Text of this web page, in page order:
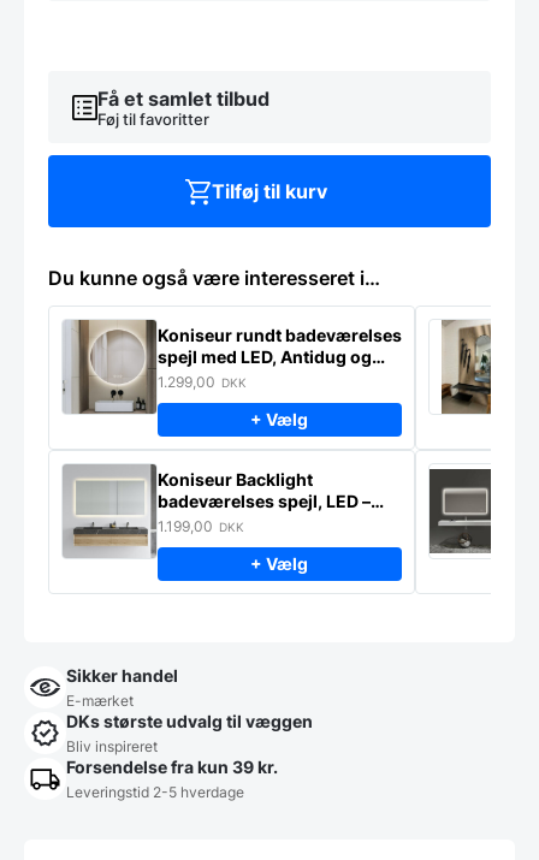
Flere
Størrelser
Få et samlet tilbud
Føj til favoritter
Tilføj til kurv
Du kunne også være interesseret i…
Koniseur rundt badeværelses
spejl med LED, Antidug og
Touchsensor
1.299,00 DKK
+ Vælg
Koniseur Backlight
badeværelses spejl, LED –
lampeudtag – Antidug
1.199,00 DKK
+ Vælg
Sikker handel
E-mærket
DKs største udvalg til væggen
Bliv inspireret
Forsendelse fra kun 39 kr.
Leveringstid 2-5 hverdage